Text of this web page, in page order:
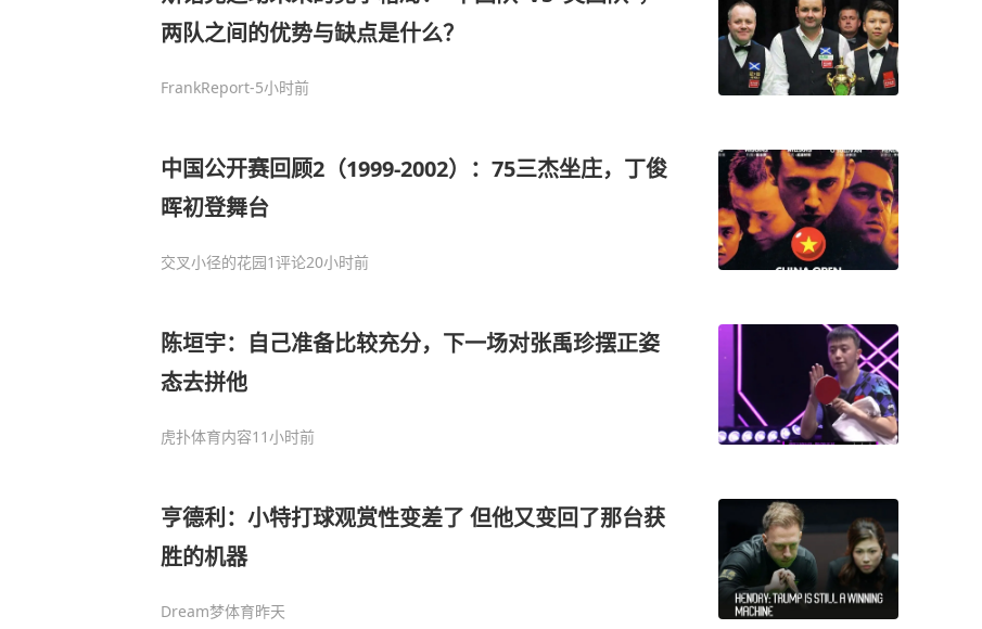
两队之间的优势与缺点是什么？
FrankReport-5小时前
中国公开赛回顾2（1999-2002）：75三杰坐庄，丁俊
晖初登舞台
交叉小径的花园1评论20小时前
陈垣宇：自己准备比较充分，下一场对张禹珍摆正姿
态去拼他
虎扑体育内容11小时前
亨德利：小特打球观赏性变差了 但他又变回了那台获
胜的机器
Dream梦体育昨天